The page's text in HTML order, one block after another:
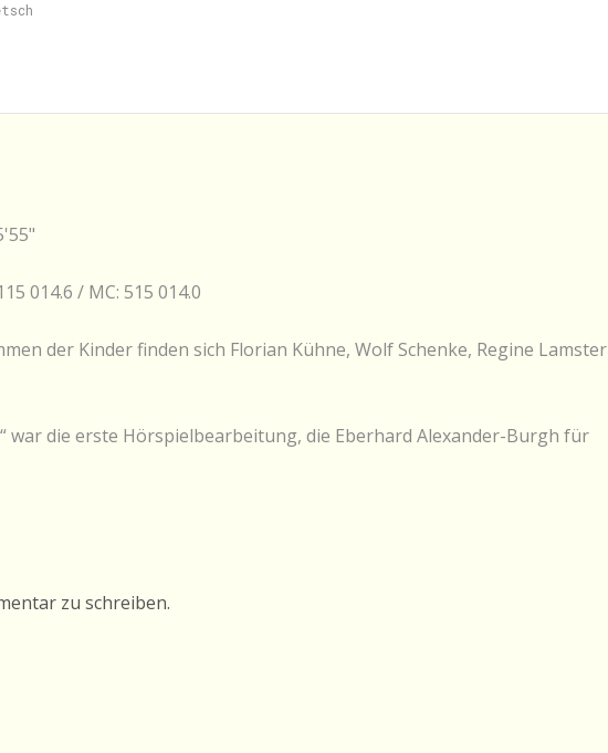
014.6 / MC: 515 014.0
der Kinder finden sich Florian Kühne, Wolf Schenke, Regine Lamster
war die erste Hörspielbearbeitung, die Eberhard Alexander-Burgh für
zu schreiben.